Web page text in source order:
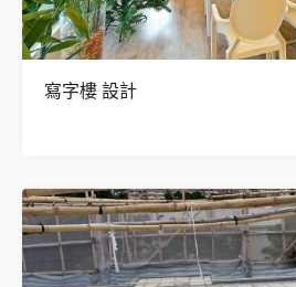
寫字樓 設計